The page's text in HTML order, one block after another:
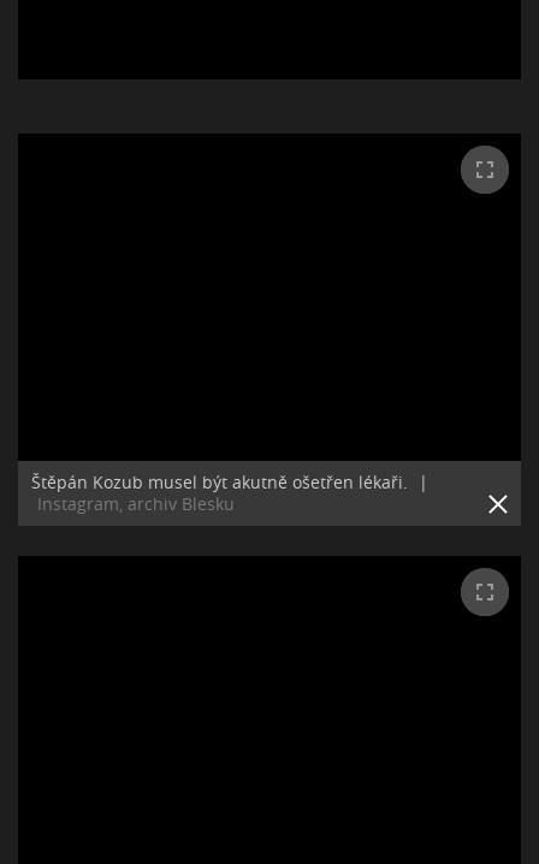
Štěpán Kozub musel být akutně ošetřen lékaři.
|
Instagram, archiv Blesku